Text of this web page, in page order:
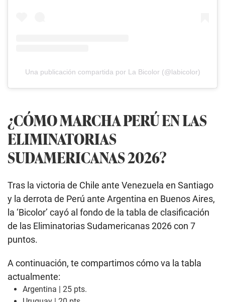
Una publicación compartida por La Bicolor (@labicolor)
¿CÓMO MARCHA PERÚ EN LAS
ELIMINATORIAS
SUDAMERICANAS 2026?
Tras la victoria de Chile ante Venezuela en Santiago
y la derrota de Perú ante Argentina en Buenos Aires,
la ‘Bicolor’ cayó al fondo de la tabla de clasificación
de las Eliminatorias Sudamericanas 2026 con 7
puntos.
A continuación, te compartimos cómo va la tabla
actualmente:
Argentina | 25 pts.